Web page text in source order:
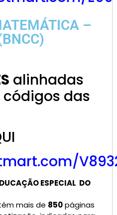
–
alinhadas
das
ESPECIAL DO
mais de 850páginas